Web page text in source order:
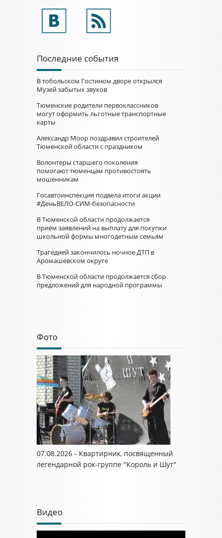
Последние события
В тобольском Гостином дворе открылся
Музей забытых звуков
Тюменские родители первоклассников
могут оформить льготные транспортные
карты
Александр Моор поздравил строителей
Тюменской области с праздником
Волонтеры старшего поколения
помогают тюменцам противостоять
мошенникам
Госавтоинспекция подвела итоги акции
#ДеньВЕЛО-СИМ-безопасности
В Тюменской области продолжается
приём заявлений на выплату для покупки
школьной формы многодетным семьям
Трагедией закончилось ночное ДТП в
Аромашевском округе
В Тюменской области продолжается сбор
предложений для народной программы
Фото
07.08.2026 - Квартирник, посвященный
легендарной рок-группе "Король и Шут"
Видео